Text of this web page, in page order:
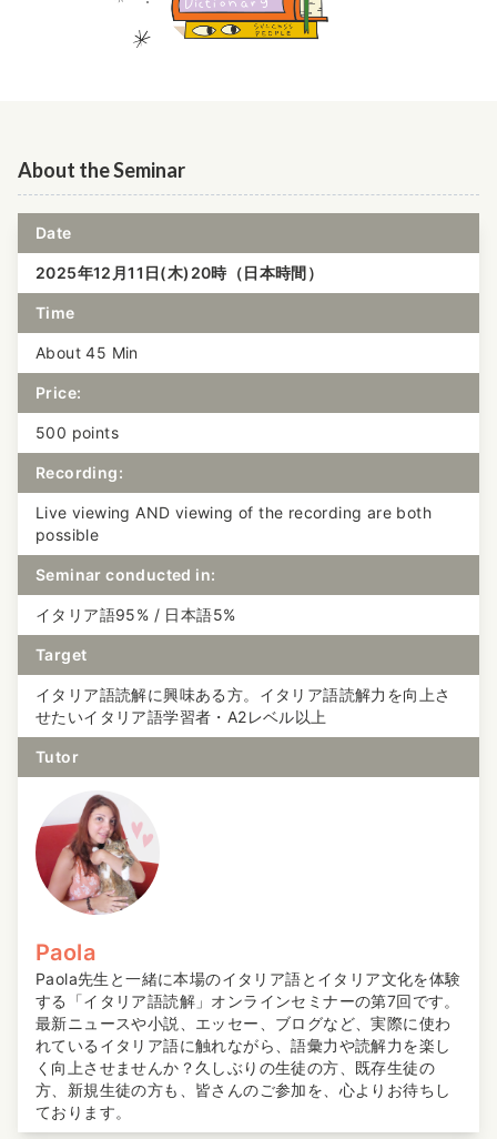
About the Seminar
Date
2025年12月11日(木)20時（日本時間）
Time
About 45 Min
Price:
500 points
Recording:
Live viewing AND viewing of the recording are both
possible
Seminar conducted in:
イタリア語95% / 日本語5%
Target
イタリア語読解に興味ある方。イタリア語読解力を向上さ
せたいイタリア語学習者・A2レベル以上
Tutor
Paola
Paola先生と一緒に本場のイタリア語とイタリア文化を体験
する「イタリア語読解」オンラインセミナーの第7回です。
最新ニュースや小説、エッセー、ブログなど、実際に使わ
れているイタリア語に触れながら、語彙力や読解力を楽し
く向上させませんか？久しぶりの生徒の方、既存生徒の
方、新規生徒の方も、皆さんのご参加を、心よりお待ちし
ております。